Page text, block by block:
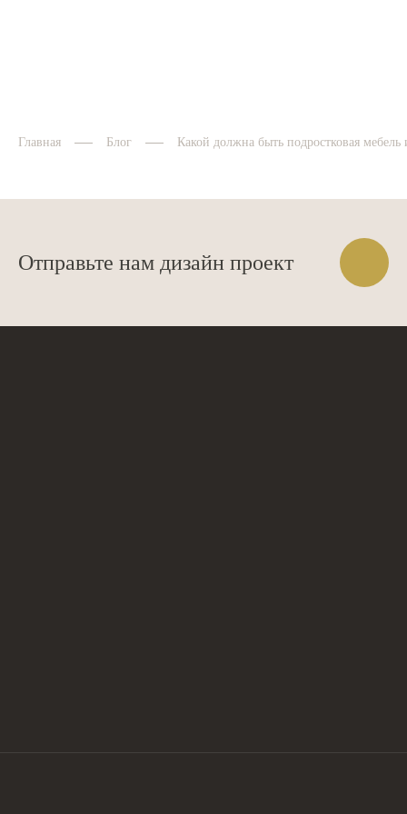
Главная Блог Какой должна быть подростковая мебель
Отправьте нам дизайн проект